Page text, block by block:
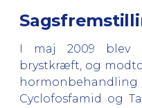
I maj 2009 blev
brystkræft, og
Cyclofosfamid og